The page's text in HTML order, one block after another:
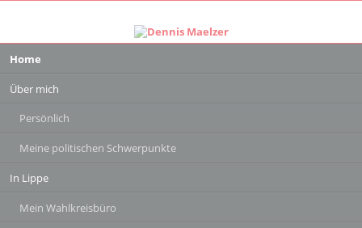
überspringen
Home
Über mich
Persönlich
Meine politischen Schwerpunkte
In Lippe
Mein Wahlkreisbüro